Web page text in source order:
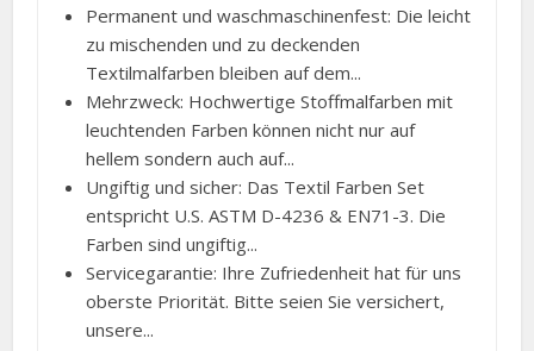
Permanent und waschmaschinenfest: Die leicht
zu mischenden und zu deckenden
Textilmalfarben bleiben auf dem...
Mehrzweck: Hochwertige Stoffmalfarben mit
leuchtenden Farben können nicht nur auf
hellem sondern auch auf...
Ungiftig und sicher: Das Textil Farben Set
entspricht U.S. ASTM D-4236 & EN71-3. Die
Farben sind ungiftig...
Servicegarantie: Ihre Zufriedenheit hat für uns
oberste Priorität. Bitte seien Sie versichert,
unsere...